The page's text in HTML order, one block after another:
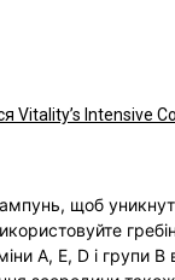
Vitality’s Intensive
щоб
A, E, D і групи